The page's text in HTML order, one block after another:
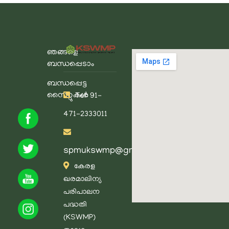
ഞങ്ങളെ
ബന്ധപ്പെടാം
ബന്ധപ്പെട്ട
സൈറ്റുകൾTel: 91-
471-2333011
spmukswmp@gmail.com
കേരള
ഖരമാലിന്യ
പരിപാലന
പദ്ധതി
(KSWMP)